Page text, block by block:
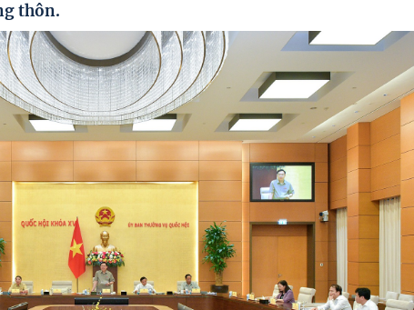
thôn.